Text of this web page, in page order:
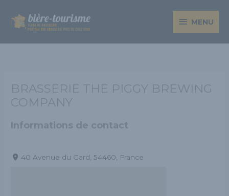
contenu
MENU
MENU
BRASSERIE THE PIGGY BREWING
COMPANY
Informations de contact
40 Avenue du Gard, 54460, France